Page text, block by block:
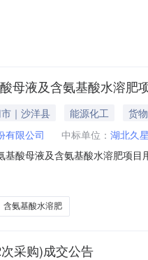
它淄博焱珂化工设备有限公司
母液及含氨基酸水溶肥
｜沙洋县 能源化工
货物
有限公司 中标单位： 湖北久
基酸母液及含氨基酸水溶肥项
经确定成交供应商并对本次采
含氨基酸水溶肥
采购)成交公告